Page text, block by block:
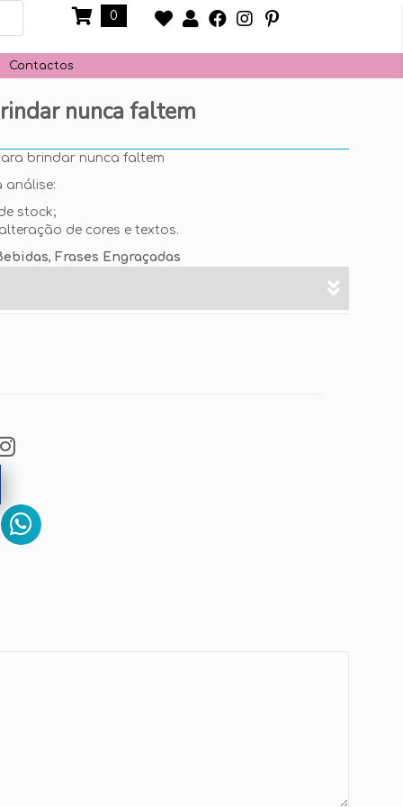
0
Contactos
nunca faltem
brindar nunca faltem
análise:
stock;
de cores e textos.
, Frases Engraçadas